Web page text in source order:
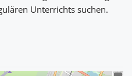
Unterrichts suchen.